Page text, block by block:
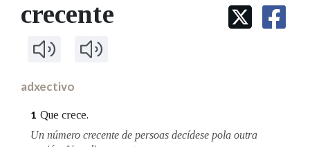
IDENTIDADE CORPORATIVA
MARCIAL DEL ADALID
FIGURAS HOMENAXEADAS
Facebook
TwitterYoutubeInstagram
Bluesky
BUSCAR NOS LEMAS
Comeza por
crecente
adxectivo
1 Que crece.
Un número crecente de persoas decídese pola outra